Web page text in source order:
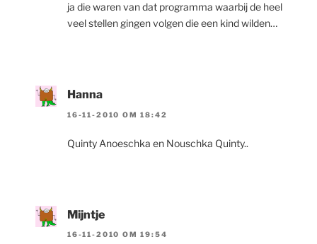
ja die waren van dat programma waarbij de heel
veel stellen gingen volgen die een kind wilden…
Hanna
16-11-2010 OM 18:42
Quinty Anoeschka en Nouschka Quinty..
Mijntje
16-11-2010 OM 19:54